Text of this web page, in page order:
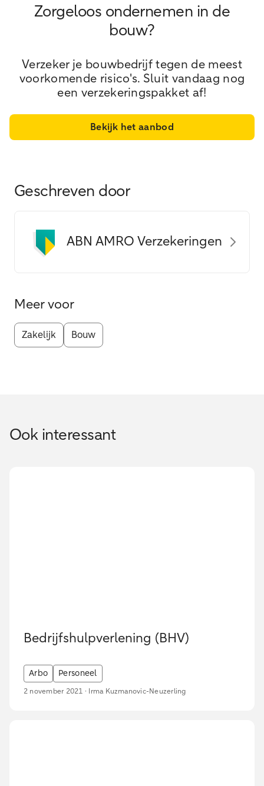
Zorgeloos ondernemen in de
bouw?
Verzeker je bouwbedrijf tegen de meest
voorkomende risico's. Sluit vandaag nog
een verzekeringspakket af!
Bekijk het aanbod
Geschreven door
ABN AMRO Verzekeringen
Meer voor
Zakelijk Bouw
Ook interessant
Bedrijfshulpverlening (BHV)
Arbo Personeel
2 november 2021 · Irma Kuzmanovic-Neuzerling